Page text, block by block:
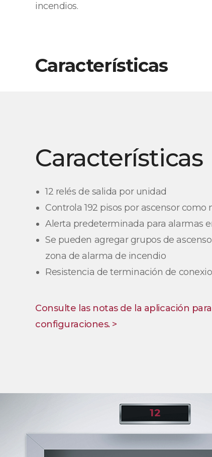
incendios.
Características
Características
12 relés de salida por unidad
Controla 192 pisos por ascensor como
Alerta predeterminada para alarmas
Se pueden agregar grupos de
zona de alarma de incendio
Resistencia de terminación de
Consulte las notas de la aplicación
configuraciones. >